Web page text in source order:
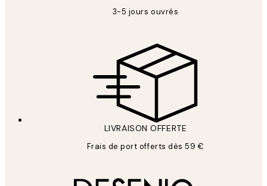
3-5 jours ouvrés
LIVRAISON OFFERTE
Frais de port offerts dès 59 €